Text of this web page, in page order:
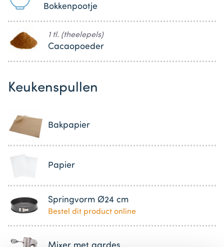
Bokkenpootje
1 tl. (theelepels)
Cacaopoeder
Keukenspullen
Bakpapier
Papier
Springvorm Ø24 cm
Bestel dit product online